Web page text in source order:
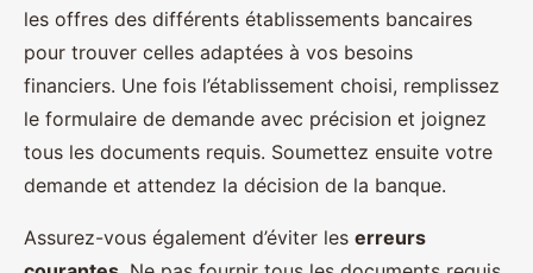
les offres des différents établissements bancaires
pour trouver celles adaptées à vos besoins
financiers. Une fois l’établissement choisi, remplissez
le formulaire de demande avec précision et joignez
tous les documents requis. Soumettez ensuite votre
demande et attendez la décision de la banque.
Assurez-vous également d’éviter les erreurs